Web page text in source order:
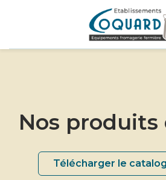
Nos produits
Télécharger le